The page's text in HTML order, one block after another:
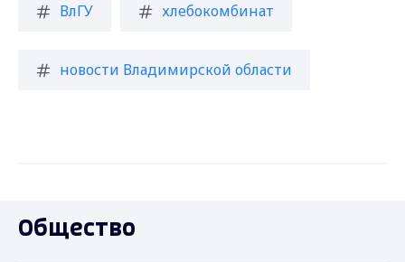
ВлГУ хлебокомбинат
новости Владимирской области
Общество